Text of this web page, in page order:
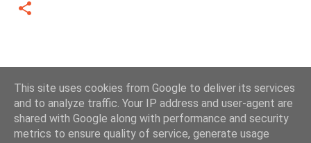
Mogelijk gemaakt door Blogger
This site uses cookies from Google to deliver its services
and to analyze traffic. Your IP address and user-agent are
shared with Google along with performance and security
metrics to ensure quality of service, generate usage